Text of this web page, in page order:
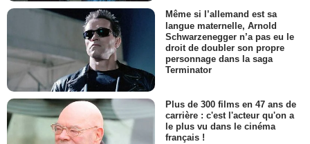
Même si l’allemand est sa
langue maternelle, Arnold
Schwarzenegger n’a pas eu le
droit de doubler son propre
personnage dans la saga
Terminator
Plus de 300 films en 47 ans de
carrière : c'est l'acteur qu'on a
le plus vu dans le cinéma
français !